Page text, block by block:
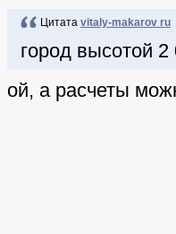
Цитата vitaly-makarov ru
город высотой 2
ой, а расчеты